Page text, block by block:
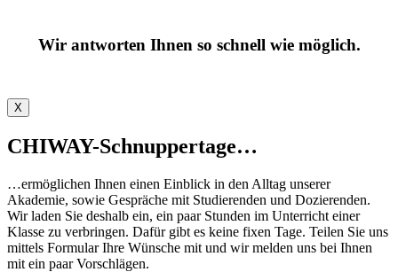
Wir antworten Ihnen so schnell wie möglich.
X
CHIWAY-Schnuppertage…
…ermöglichen Ihnen einen Einblick in den Alltag unserer
Akademie, sowie Gespräche mit Studierenden und Dozierenden.
Wir laden Sie deshalb ein, ein paar Stunden im Unterricht einer
Klasse zu verbringen. Dafür gibt es keine fixen Tage. Teilen Sie uns
mittels Formular Ihre Wünsche mit und wir melden uns bei Ihnen
mit ein paar Vorschlägen. ​